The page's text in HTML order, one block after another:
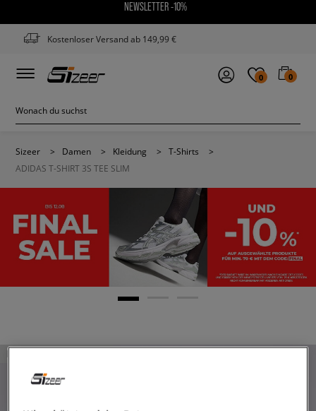
NEWSLETTER -10%
Kostenloser Versand ab 149,99 €
0 0
Sizeer > Damen > Kleidung > T-Shirts
>
ADIDAS T-SHIRT 3S TEE SLIM
PRODUKT NICHT VERFÜGBAR